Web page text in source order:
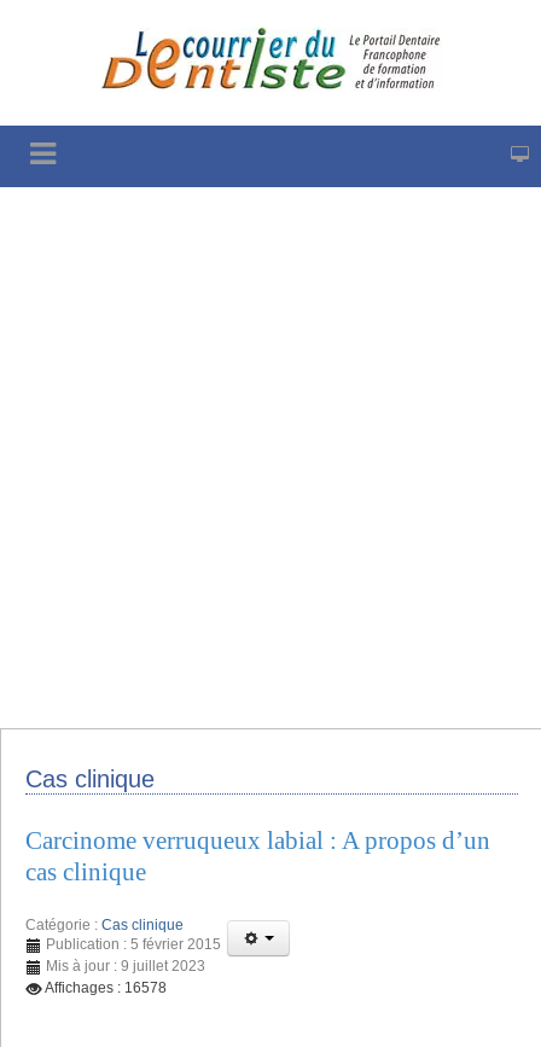
Cas clinique
Carcinome verruqueux labial : A propos d’un
cas clinique
Catégorie : Cas clinique
Publication : 5 février 2015
Mis à jour : 9 juillet 2023
Affichages : 16578